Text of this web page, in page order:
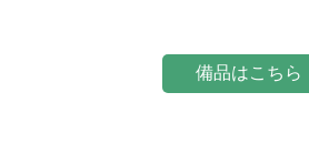
備品はこちら